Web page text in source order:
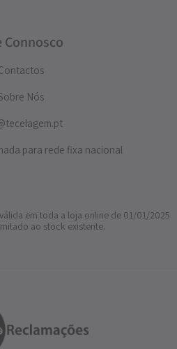
Connosco
Nós
para rede fixa nacional
em toda a loja online de 01/01/2025
ao stock existente.